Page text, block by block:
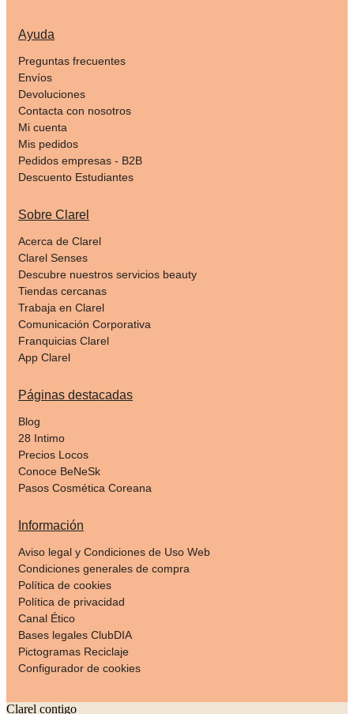
Ayuda
Preguntas frecuentes
Envíos
Devoluciones
Contacta con nosotros
Mi cuenta
Mis pedidos
Pedidos empresas - B2B
Descuento Estudiantes
Sobre Clarel
Acerca de Clarel
Clarel Senses
Descubre nuestros servicios beauty
Tiendas cercanas
Trabaja en Clarel
Comunicación Corporativa
Franquicias Clarel
App Clarel
Páginas destacadas
Blog
28 Intimo
Precios Locos
Conoce BeNeSk
Pasos Cosmética Coreana
Información
Aviso legal y Condiciones de Uso Web
Condiciones generales de compra
Política de cookies
Política de privacidad
Canal Ético
Bases legales ClubDIA
Pictogramas Reciclaje
Configurador de cookies
Clarel contigo